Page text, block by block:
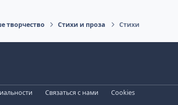
творчество Стихи и проза Стихи
Связаться с нами Cookies